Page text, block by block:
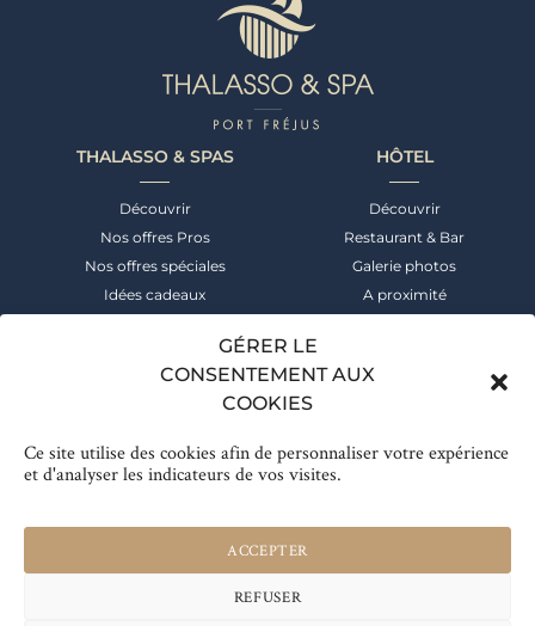
GÉRER LE
CONSENTEMENT AUX
COOKIES
Ce site utilise des cookies afin de personnaliser votre expérience
et d'analyser les indicateurs de vos visites.
ACCEPTER
REFUSER
THALASSO & SPAS
Découvrir
Nos offres Pros
Nos offres spéciales
Idées cadeaux
HÔTEL
Découvrir
Restaurant & Bar
Galerie photos
A proximité
Suivez notre actualité &
bénéficiez des meilleures offres
Inscrivez-vous
© THALASSO & SPA
MENTIONS LÉGALES